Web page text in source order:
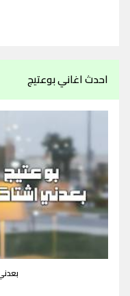
احدث اغاني بوعتيج